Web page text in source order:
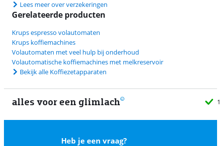
Lees meer over verzekeringen
Gerelateerde producten
Krups espresso volautomaten
Krups koffiemachines
Volautomaten met veel hulp bij onderhoud
Volautomatische koffiemachines met melkreservoir
Bekijk alle Koffiezetapparaten
alles voor een glimlach
Heb je een vraag?